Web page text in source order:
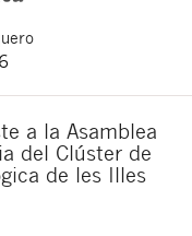
a la Asamblea
del Clúster de
de les Illes